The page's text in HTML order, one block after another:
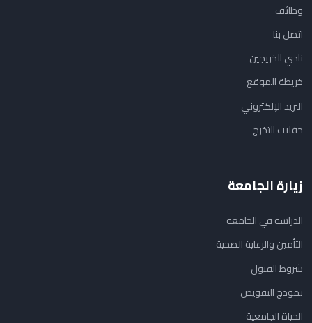
وظائف
اتصل بنا
نادي الخريجين
خريطة الموقع
البريد الإلكتروني
حفلات التخرج
زيارة الجامعة
الدراسة في الجامعة
التأمين والرعاية الصحية
شروط القبول
نموذج التفويض
الحياة الجامعية